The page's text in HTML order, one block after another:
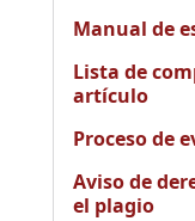
Manual de
Lista de
artículo
Proceso de
Aviso de
el plagio